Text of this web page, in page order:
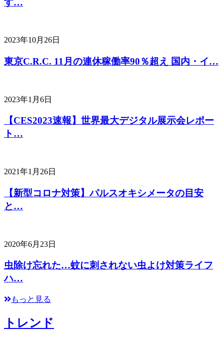
2023年10月26日
東京C.R.C. 11月の連休稼働率90％超え 国内・イ…
2023年1月6日
【CES2023速報】世界最大デジタル展示会レポー
ト…
2021年1月26日
【新型コロナ対策】パルスオキシメータの目安
と…
2020年6月23日
虫除け忘れた…蚊に刺されない虫よけ対策ライフ
ハ…
もっと見る
トレンド